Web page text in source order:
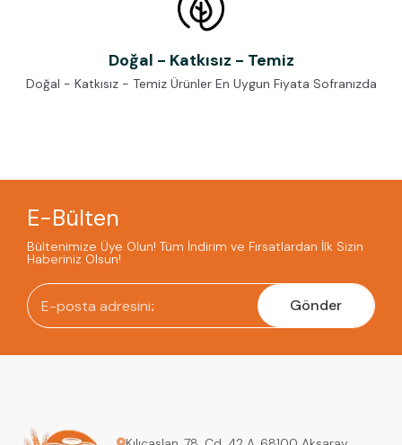
Doğal - Katkısız - Temiz
Doğal - Katkısız - Temiz Ürünler En Uygun Fiyata Sofranızda
E-Bülten
Bültenimize Üye Olun! Tüm İndirim ve Fırsatlardan İlk Sizin
Haberiniz Olsun!
Gönder